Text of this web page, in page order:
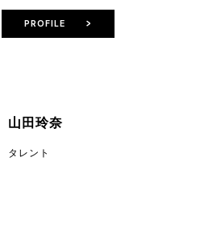
山田玲奈
タレント
PROFILE >